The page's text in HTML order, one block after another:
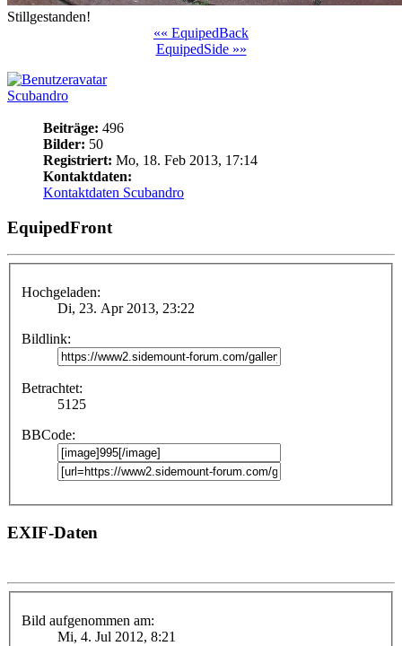
Stillgestanden!
«« EquipedBack
EquipedSide »»
Scubandro
Beiträge: 496
Bilder: 50
Registriert: Mo, 18. Feb 2013, 17:14
Kontaktdaten:
Kontaktdaten Scubandro
EquipedFront
Hochgeladen:
Di, 23. Apr 2013, 23:22
Bildlink:
Betrachtet:
5125
BBCode:
EXIF-Daten
Bild aufgenommen am:
Mi, 4. Jul 2012, 8:21